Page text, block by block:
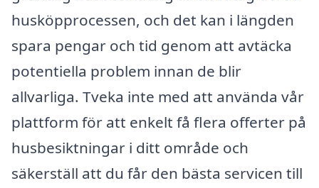
husköpprocessen, och det kan i längden
spara pengar och tid genom att avtäcka
potentiella problem innan de blir
allvarliga. Tveka inte med att använda vår
plattform för att enkelt få flera offerter på
husbesiktningar i ditt område och
säkerställ att du får den bästa servicen till